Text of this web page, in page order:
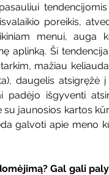
poreikis,
menui, auga
aplinką. Ši
mažiau
daugelis atsigręžė į
padėjo išgyventi
su jaunosios kartos
galvoti apie meno
Gal gali